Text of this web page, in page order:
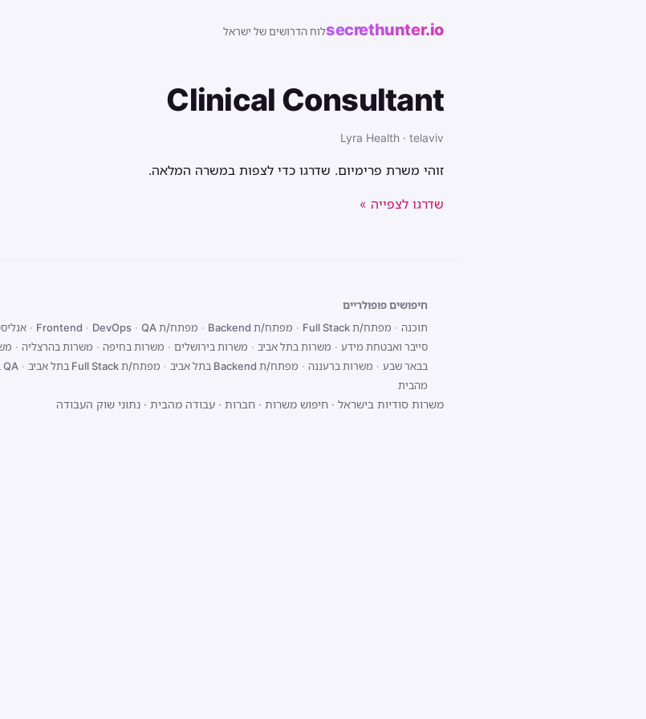
secrethunter.ioלוח הדרושים של ישראל
Clinical Consultant
Lyra Health · telaviv
זוהי משרת פרימיום. שדרגו כדי לצפות במשרה המלאה.
שדרגו לצפייה »
חיפושים פופולריים
תוכנה · מפתח/ת Full Stack · מפתח/ת Backend · מפתח/ת Frontend · DevOps · QA
·
סייבר ואבטחת מידע · משרות בתל אביב · משרות בירושלים · משרות בחיפה · משרות בהרצליה ·
בבאר שבע · משרות ברעננה · מפתח/ת Backend בתל אביב · מפתח/ת Full Stack בתל אביב · QA בתל אביב
מהבית
משרות סודיות בישראל · חיפוש משרות · חברות · עבודה מהבית · נתוני שוק העבודה